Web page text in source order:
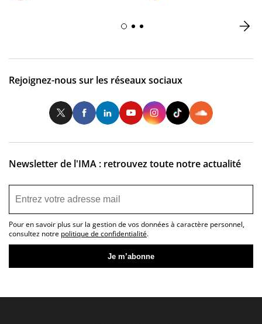
Rejoignez-nous sur les réseaux sociaux
TwitterFacebookLinkedInYoutubeInstagram
Newsletter de l'IMA : retrouvez toute notre actualité
Pour en savoir plus sur la gestion de vos données à caractère personnel,
consultez notre politique de confidentialité.